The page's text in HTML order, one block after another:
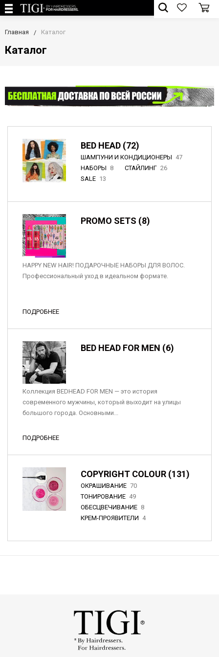
Главная Каталог
Каталог
BED HEAD (72)
ШАМПУНИ И КОНДИЦИОНЕРЫ 47
НАБОРЫ 8 СТАЙЛИНГ 26
SALE 13
PROMO SETS (8)
HAPPY NEW HAIR! ПОДАРОЧНЫЕ НАБОРЫ ДЛЯ ВОЛОС.
Профессиональный уход в идеальном формате.
ПОДРОБНЕЕ
BED HEAD FOR MEN (6)
Коллекция BEDHEAD FOR MEN — это история
современного мужчины, который выходит на улицы
большого города. Основными...
ПОДРОБНЕЕ
COPYRIGHT COLOUR (131)
ОКРАШИВАНИЕ 70
ТОНИРОВАНИЕ 49
ОБЕСЦВЕЧИВАНИЕ 8
КРЕМ-ПРОЯВИТЕЛИ 4